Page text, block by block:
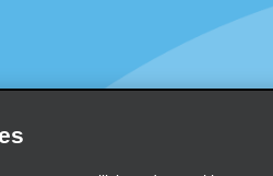
Véhicules